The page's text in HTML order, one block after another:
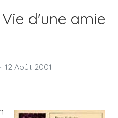
d'une amie
12 Août 2001